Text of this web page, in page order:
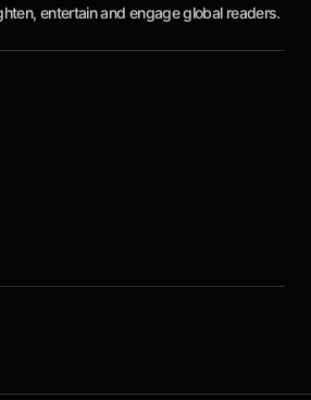
entertain and engage global readers.